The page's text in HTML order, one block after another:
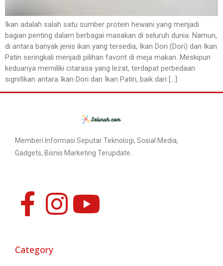
Ikan adalah salah satu sumber protein hewani yang menjadi
bagian penting dalam berbagai masakan di seluruh dunia. Namun,
di antara banyak jenis ikan yang tersedia, Ikan Dori (Dori) dan Ikan
Patin seringkali menjadi pilihan favorit di meja makan. Meskipun
keduanya memiliki citarasa yang lezat, terdapat perbedaan
signifikan antara Ikan Dori dan Ikan Patin, baik dari […]
Memberi Informasi Seputar Teknologi, Sosial Media,
Gadgets, Bisnis Marketing Terupdate.
Category